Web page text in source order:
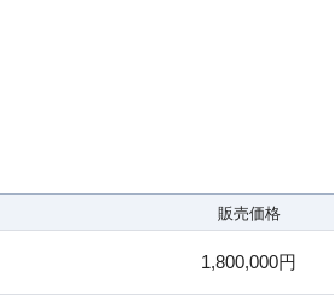
販売価格
1,800,000円